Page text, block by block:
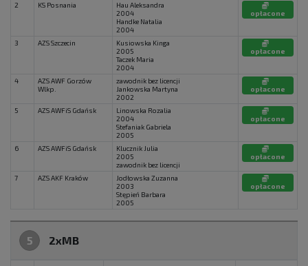
2 KS Posnania
Hau Aleksandra
2004
Handke Natalia
2004
opłacone
3 AZS Szczecin
Kusiowska Kinga
2005
Taczek Maria
2004
opłacone
4
AZS AWF Gorzów
Wlkp.
zawodnik bez licencji
Jankowska Martyna
2002
opłacone
5 AZS AWFiS Gdańsk
Linowska Rozalia
2004
Stefaniak Gabriela
2005
opłacone
6 AZS AWFiS Gdańsk
Klucznik Julia
2005
zawodnik bez licencji
opłacone
7 AZS AKF Kraków
Jodłowska Zuzanna
2003
Stępień Barbara
2005
opłacone
5 2xMB